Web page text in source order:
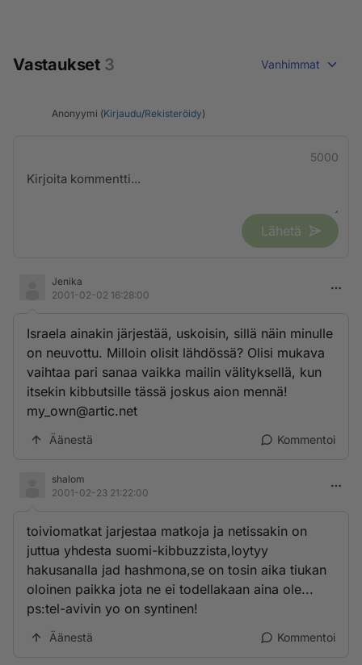
Vastaukset 3 Vanhimmat
Anonyymi (Kirjaudu/Rekisteröidy)
5000
Lähetä
Jenika
2001-02-02 16:28:00
Israela ainakin järjestää, uskoisin, sillä näin minulle
on neuvottu. Milloin olisit lähdössä? Olisi mukava
vaihtaa pari sanaa vaikka mailin välityksellä, kun
itsekin kibbutsille tässä joskus aion mennä!
my_own@artic.net
Äänestä Kommentoi
shalom
2001-02-23 21:22:00
toiviomatkat jarjestaa matkoja ja netissakin on
juttua yhdesta suomi-kibbuzzista,loytyy
hakusanalla jad hashmona,se on tosin aika tiukan
oloinen paikka jota ne ei todellakaan aina ole...
ps:tel-avivin yo on syntinen!
Äänestä Kommentoi